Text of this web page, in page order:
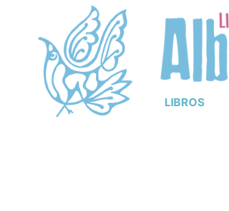
LIBROS